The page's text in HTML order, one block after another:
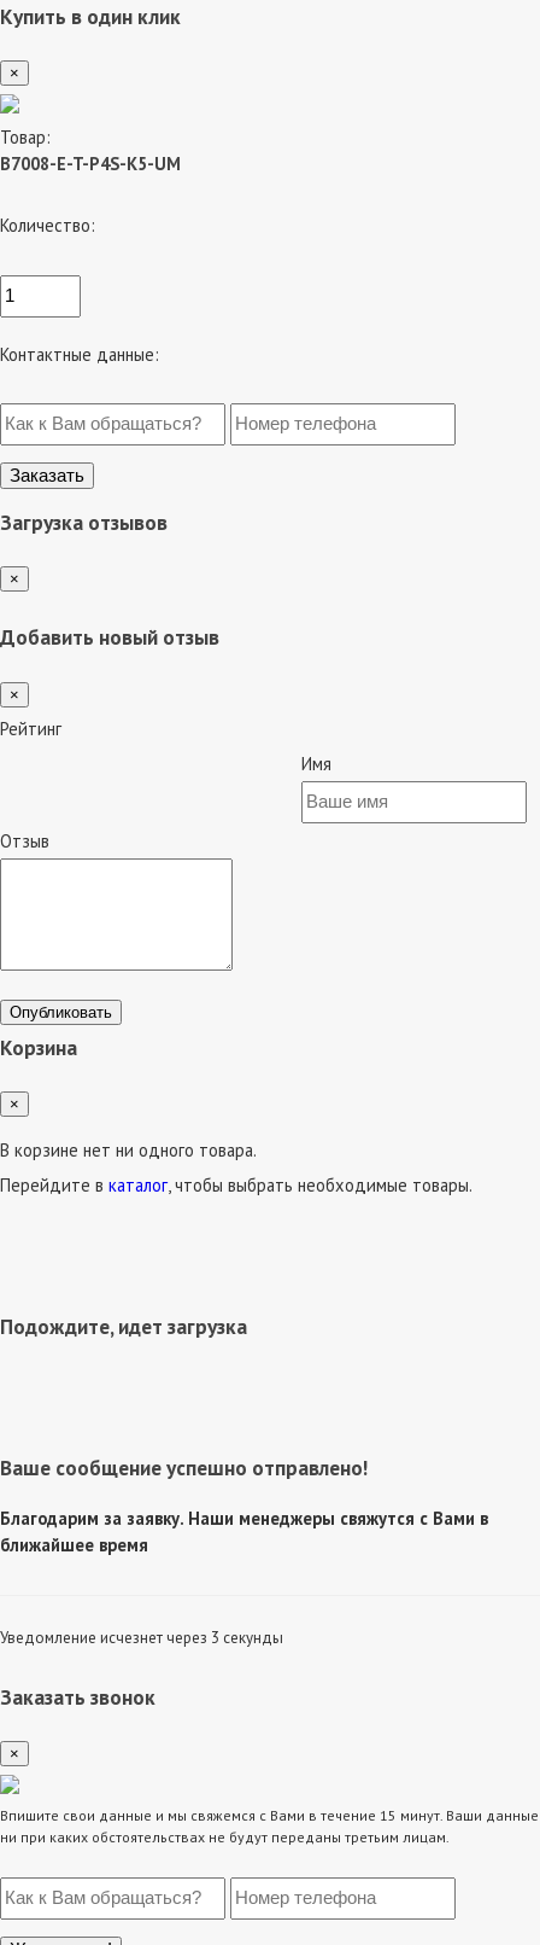
Купить в один клик
×
Товар:
B7008-E-T-P4S-K5-UM
Количество:
Контактные данные:
Загрузка отзывов
×
Добавить новый отзыв
×
Рейтинг
Имя
Отзыв
Опубликовать
Корзина
×
В корзине нет ни одного товара.
Перейдите в каталог, чтобы выбрать необходимые товары.
Подождите, идет загрузка
Ваше сообщение успешно отправлено!
Благодарим за заявку. Наши менеджеры свяжутся с Вами в
ближайшее время
Уведомление исчезнет через 3 секунды
Заказать звонок
×
Впишите свои данные и мы свяжемся с Вами в течение 15 минут. Ваши данные
ни при каких обстоятельствах не будут переданы третьим лицам.